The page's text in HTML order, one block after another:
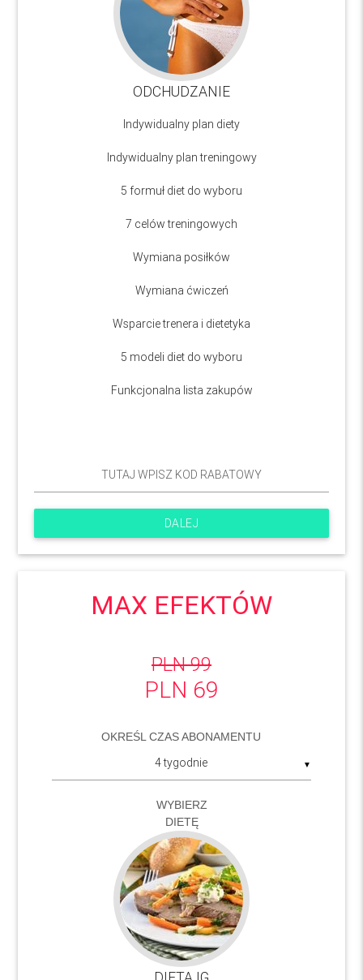
ODCHUDZANIE
Indywidualny plan diety
Indywidualny plan treningowy
5 formuł diet do wyboru
7 celów treningowych
Wymiana posiłków
Wymiana ćwiczeń
Wsparcie trenera i dietetyka
5 modeli diet do wyboru
Funkcjonalna lista zakupów
DALEJ
MAX EFEKTÓW
PLN 99
PLN 69
OKREŚL CZAS ABONAMENTU
▼
WYBIERZ
DIETĘ